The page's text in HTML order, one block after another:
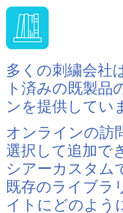
多くの刺繍会社
ト済みの既製品
ンを提供してい
オンラインの訪
選択して追加で
シアーカスタム
既存のライブラ
イトにどのよう